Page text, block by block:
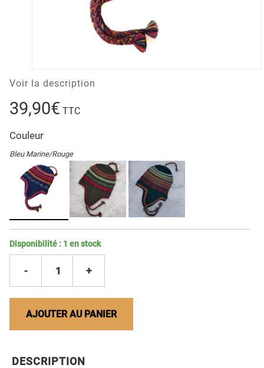
Voir la description
39,90€ TTC
Couleur
Bleu Marine/Rouge
Disponibilité : 1 en stock
- 1 +
AJOUTER AU PANIER
DESCRIPTION